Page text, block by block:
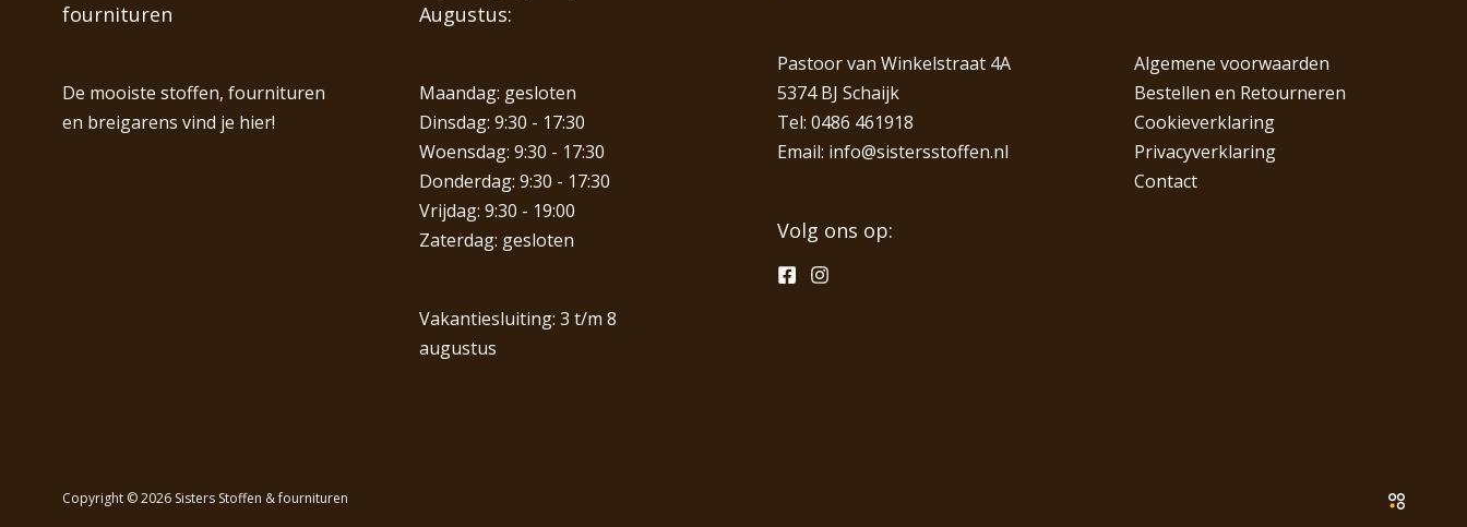
fournituren
De mooiste stoffen, fournituren
en breigarens vind je hier!
Augustus:
Maandag: gesloten
Dinsdag: 9:30 - 17:30
Woensdag: 9:30 - 17:30
Donderdag: 9:30 - 17:30
Vrijdag: 9:30 - 19:00
Zaterdag: gesloten
Vakantiesluiting: 3 t/m 8
augustus
Pastoor van Winkelstraat 4A
5374 BJ Schaijk
Tel: 0486 461918
Email: info@sistersstoffen.nl
Volg ons op:
Algemene voorwaarden
Bestellen en Retourneren
Cookieverklaring
Privacyverklaring
Contact
Copyright © 2026 Sisters Stoffen & fournituren